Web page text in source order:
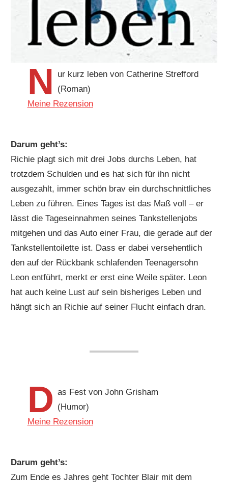
N
ur kurz leben von Catherine Strefford
(Roman)
Meine Rezension
Darum geht’s:
Richie plagt sich mit drei Jobs durchs Leben, hat
trotzdem Schulden und es hat sich für ihn nicht
ausgezahlt, immer schön brav ein durchschnittliches
Leben zu führen. Eines Tages ist das Maß voll – er
lässt die Tageseinnahmen seines Tankstellenjobs
mitgehen und das Auto einer Frau, die gerade auf der
Tankstellentoilette ist. Dass er dabei versehentlich
den auf der Rückbank schlafenden Teenagersohn
Leon entführt, merkt er erst eine Weile später. Leon
hat auch keine Lust auf sein bisheriges Leben und
hängt sich an Richie auf seiner Flucht einfach dran.
D as Fest von John Grisham
(Humor)
Meine Rezension
Darum geht’s:
Zum Ende es Jahres geht Tochter Blair mit dem